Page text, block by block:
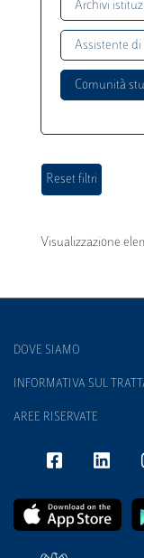
Archivi
Assistente di
Comunità
Visualizzazione
DOVE SIAMO
INFORMATIVA SUL
AREE RISERVATE